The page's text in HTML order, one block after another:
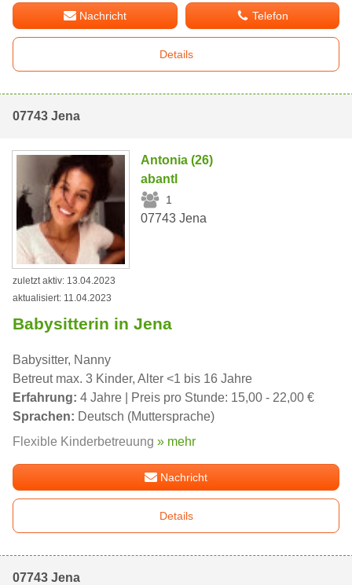
Nachricht Telefon
Details
07743 Jena
Antonia (26)
abantl
1
07743 Jena
zuletzt aktiv: 13.04.2023
aktualisiert: 11.04.2023
Babysitterin in Jena
Babysitter, Nanny
Betreut max. 3 Kinder, Alter <1 bis 16 Jahre
Erfahrung: 4 Jahre | Preis pro Stunde: 15,00 - 22,00 €
Sprachen: Deutsch (Muttersprache)
Flexible Kinderbetreuung » mehr
Nachricht
Details
07743 Jena